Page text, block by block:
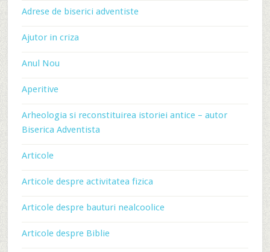
Adrese de biserici adventiste
Ajutor in criza
Anul Nou
Aperitive
Arheologia si reconstituirea istoriei antice – autor
Biserica Adventista
Articole
Articole despre activitatea fizica
Articole despre bauturi nealcoolice
Articole despre Biblie